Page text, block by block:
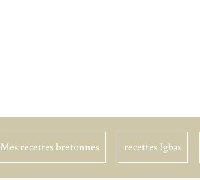
Mes recettes bretonnes recettes Igbas